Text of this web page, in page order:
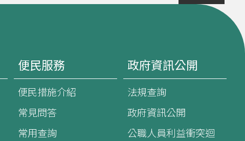
便民服務
便民措施介紹
常見問答
常用查詢
政府資訊公開
法規查詢
政府資訊公開
公職人員利益衝突迴